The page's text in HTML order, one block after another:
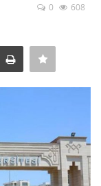
0 608